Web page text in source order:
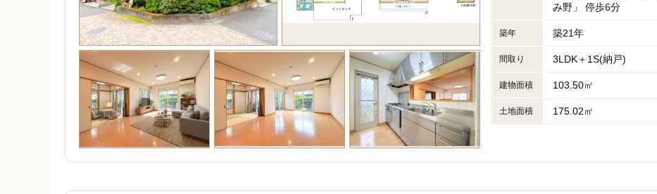
み野」 停歩6分
築年 築21年
間取り 3LDK＋1S(納戸)
建物面積 103.50㎡
土地面積 175.02㎡